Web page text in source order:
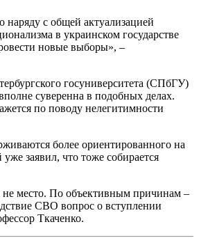
наряду с общей актуализацией
в украинском государстве
новые выборы», –
госуниверситета (СПбГУ)
суверенна в подобных делах.
по поводу нелегитимности
более ориентированного на
заявил, что тоже собирается
место. По объективным причинам –
СВО вопрос о вступлении
Ткаченко.